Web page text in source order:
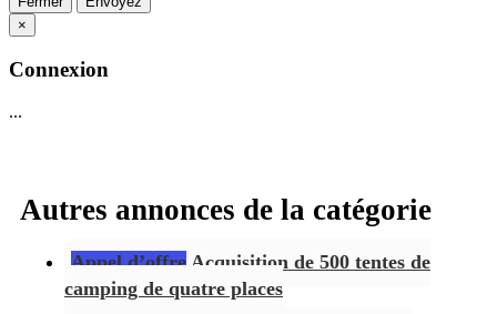
×
Connexion
...
Autres annonces de la catégorie
Appel d’offre Acquisition de 500 tentes de
camping de quatre places